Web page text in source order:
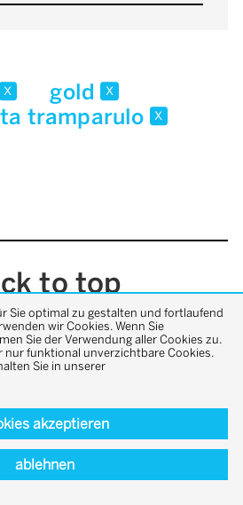
x gold x
tramparulo x
to top
Sie optimal zu gestalten und fortlaufend
wir Cookies. Wenn Sie
Sie der Verwendung aller Cookies zu.
nur funktional unverzichtbare Cookies.
Sie in unserer
akzeptieren
ablehnen